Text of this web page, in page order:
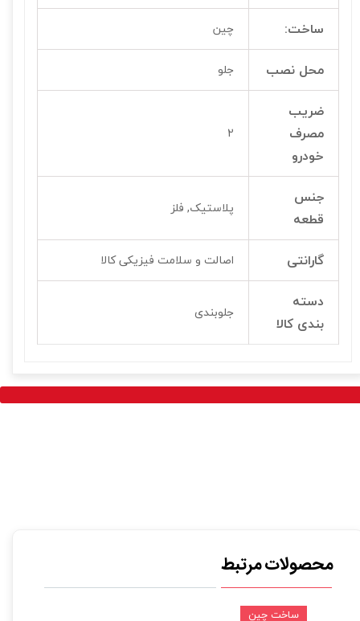
ساخت: چین
محل نصب جلو
ضریب
مصرف
خودرو
2
جنس
قطعه
پلاستیک, فلز
گارانتی اصالت و سلامت فیزیکی کالا
دسته
بندی کالا
جلوبندی
محصولات مرتبط
ساخت چین